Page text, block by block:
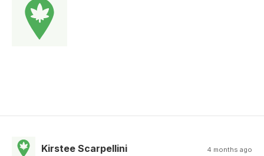
Kirstee Scarpellini 4 months ago